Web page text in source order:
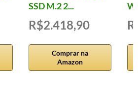
SSD M.2 2...
R$2.418,90
Comprar na
Amazon